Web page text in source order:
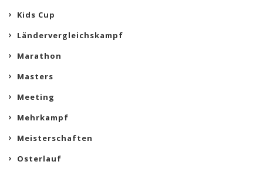
Kids Cup
Ländervergleichskampf
Marathon
Masters
Meeting
Mehrkampf
Meisterschaften
Osterlauf